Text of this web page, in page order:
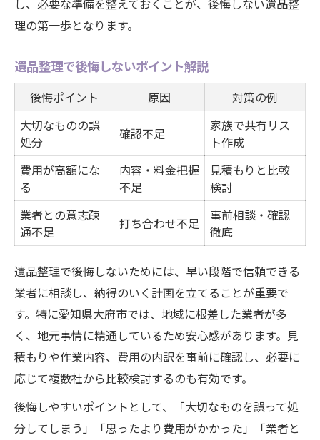
し、必要な準備を整えておくことが、後悔しない遺品整
理の第一歩となります。
遺品整理で後悔しないポイント解説
後悔ポイント 原因
対策の例
大切なものの誤
処分
確認不足
家族で共有リス
ト作成
費用が高額にな
る
内容・料金把握
不足
見積もりと比較
検討
業者との意志疎
通不足
打ち合わせ不足
事前相談・確認
徹底
遺品整理で後悔しないためには、早い段階で信頼できる
業者に相談し、納得のいく計画を立てることが重要で
す。特に愛知県大府市では、地域に根差した業者が多
く、地元事情に精通しているため安心感があります。見
積もりや作業内容、費用の内訳を事前に確認し、必要に
応じて複数社から比較検討するのも有効です。
後悔しやすいポイントとして、「大切なものを誤って処
分してしまう」「思ったより費用がかかった」「業者と